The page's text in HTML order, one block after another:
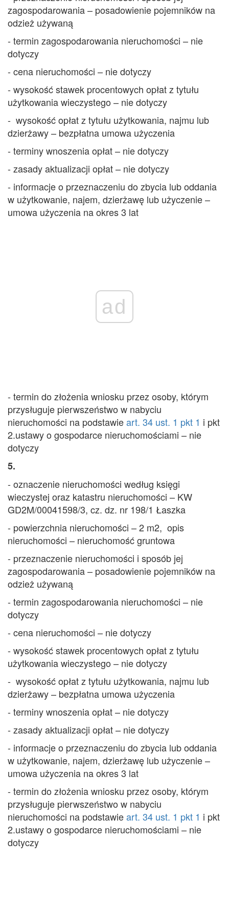
zagospodarowania – posadowienie pojemników na
odzież używaną
- termin zagospodarowania nieruchomości – nie
dotyczy
- cena nieruchomości – nie dotyczy
- wysokość stawek procentowych opłat z tytułu
użytkowania wieczystego – nie dotyczy
- wysokość opłat z tytułu użytkowania, najmu lub
dzierżawy – bezpłatna umowa użyczenia
- terminy wnoszenia opłat – nie dotyczy
- zasady aktualizacji opłat – nie dotyczy
- informacje o przeznaczeniu do zbycia lub oddania
w użytkowanie, najem, dzierżawę lub użyczenie –
umowa użyczenia na okres 3 lat
ad
- termin do złożenia wniosku przez osoby, którym
przysługuje pierwszeństwo w nabyciu
nieruchomości na podstawieart. 34 ust. 1 pkt 1 i pkt
2.ustawy o gospodarce nieruchomościami – nie
dotyczy
5.
- oznaczenie nieruchomości według księgi
wieczystej oraz katastru nieruchomości – KW
GD2M/00041598/3, cz. dz. nr 198/1 Łaszka
- powierzchnia nieruchomości – 2 m2, opis
nieruchomości – nieruchomość gruntowa
- przeznaczenie nieruchomości i sposób jej
zagospodarowania – posadowienie pojemników na
odzież używaną
- termin zagospodarowania nieruchomości – nie
dotyczy
- cena nieruchomości – nie dotyczy
- wysokość stawek procentowych opłat z tytułu
użytkowania wieczystego – nie dotyczy
- wysokość opłat z tytułu użytkowania, najmu lub
dzierżawy – bezpłatna umowa użyczenia
- terminy wnoszenia opłat – nie dotyczy
- zasady aktualizacji opłat – nie dotyczy
- informacje o przeznaczeniu do zbycia lub oddania
w użytkowanie, najem, dzierżawę lub użyczenie –
umowa użyczenia na okres 3 lat
- termin do złożenia wniosku przez osoby, którym
przysługuje pierwszeństwo w nabyciu
nieruchomości na podstawieart. 34 ust. 1 pkt 1 i pkt
2.ustawy o gospodarce nieruchomościami – nie
dotyczy